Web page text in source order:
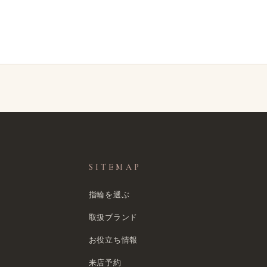
SITEMAP
指輪を選ぶ
取扱ブランド
お役立ち情報
来店予約